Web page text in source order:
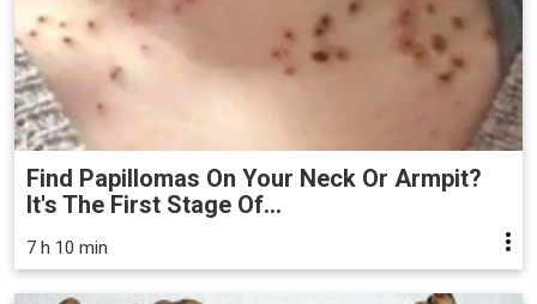
Find Papillomas On Your Neck Or Armpit?
It's The First Stage Of...
7 h 10 min